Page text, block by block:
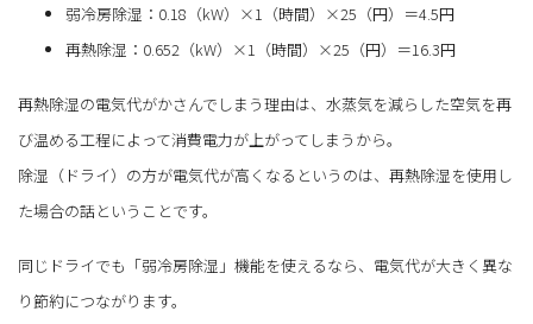
弱冷房除湿：0.18（kW）×1（時間）×25（円）＝4.5円
再熱除湿：0.652（kW）×1（時間）×25（円）＝16.3円
再熱除湿の電気代がかさんでしまう理由は、水蒸気を減らした空気を再
び温める工程によって消費電力が上がってしまうから。
除湿（ドライ）の方が電気代が高くなるというのは、再熱除湿を使用し
た場合の話ということです。
同じドライでも「弱冷房除湿」機能を使えるなら、電気代が大きく異な
り節約につながります。